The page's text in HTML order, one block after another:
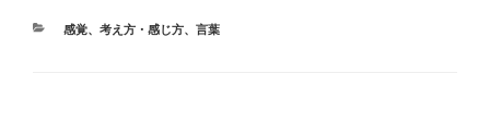
カ
感覚、 考え方・感じ方、 言葉